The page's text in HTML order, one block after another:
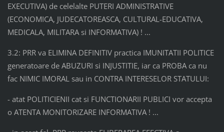
EXECUTIVA) de celelalte PUTERI ADMINISTRATIVE
(ECONOMICA, JUDECATOREASCA, CULTURAL-EDUCATIVA,
MEDICALA, MILITARA si INFORMATIVA) ! ...
3.2: PRR va ELIMINA DEFINITIV practica IMUNITATII POLITICE
generatoare de ABUZURI si INJUSTITIE, iar ca PROBA ca nu
fac NIMIC IMORAL sau in CONTRA INTERESELOR STATULUI:
- atat POLITICIENII cat si FUNCTIONARII PUBLICI vor accepta
o ATENTA MONITORIZARE INFORMATIVA ! ...